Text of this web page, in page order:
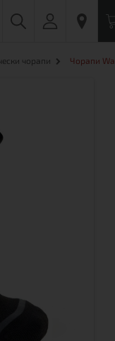
чорапи Чорапи